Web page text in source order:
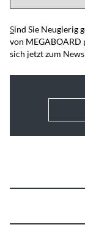
Sind Sie Neugierig
von MEGABOARD
sich jetzt zum